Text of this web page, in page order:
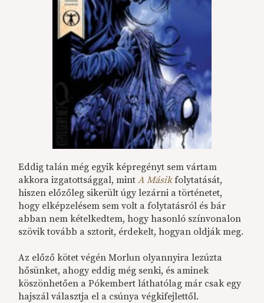
Eddig talán még egyik képregényt sem vártam
akkora izgatottsággal, mintA Másikfolytatását,
hiszen előzőleg sikerült úgy lezárni a történetet,
hogy elképzelésem sem volt a folytatásról és bár
abban nem kételkedtem, hogy hasonló színvonalon
szövik tovább a sztorit, érdekelt, hogyan oldják meg.
Az előző kötet végén Morlun olyannyira lezúzta
hősünket, ahogy eddig még senki, és aminek
köszönhetően a Pókembert láthatólag már csak egy
hajszál választja el a csúnya végkifejlettől.